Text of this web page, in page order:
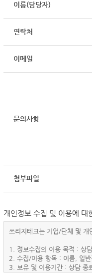
이름(담당자)
연락처
이메일
문의사항
첨부파일
개인정보 수집 및 이용에 대
쓰리지테크는 기업/단체 및 개
1. 정보수집의 이용 목적 : 상
2. 수집/이용 항목 : 이름, 일
3. 보유 및 이용기간 : 상담 종